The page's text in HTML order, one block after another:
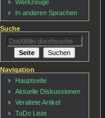
Werkzeuge
In anderen Sprachen
Suche
Navigation
Hauptseite
Aktuelle Diskussionen
Veraltete Artikel
ToDo Liste